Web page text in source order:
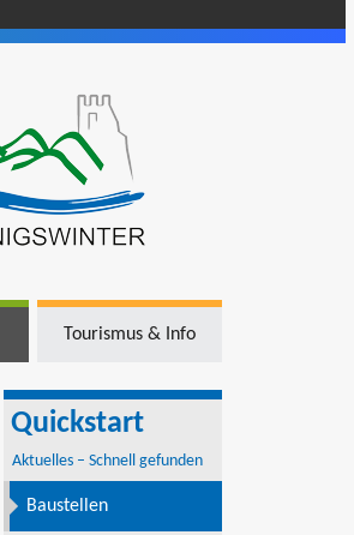
Tourismus & Info
Quickstart
Aktuelles – Schnell gefunden
Baustellen